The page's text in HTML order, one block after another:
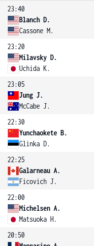
23:40
Blanch D.
Cassone M.
23:20
Milavsky D.
Uchida K.
23:05
Jung J.
McCabe J.
22:30
Yunchaokete B.
Glinka D.
22:25
Galarneau A.
Ficovich J.
22:00
Michelsen A.
Matsuoka H.
20:50